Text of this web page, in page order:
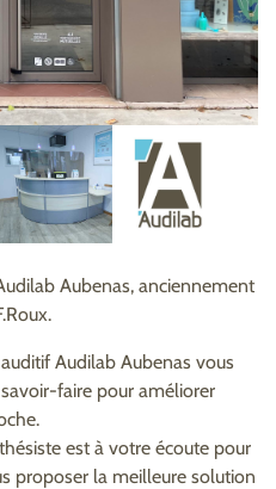
Aubenas, anciennement
Audilab Aubenas vous
faire pour améliorer
est à votre écoute pour
proposer la meilleure solution